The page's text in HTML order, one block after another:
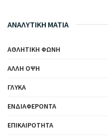
ΑΝΑΛΥΤΙΚΗ ΜΑΤΙΑ
ΑΘΛΗΤΙΚΉ ΦΩΝΉ
ΆΛΛΗ ΌΨΗ
ΓΛΥΚΆ
ΕΝΔΙΑΦΈΡΟΝΤΑ
ΕΠΙΚΑΙΡΌΤΗΤΑ